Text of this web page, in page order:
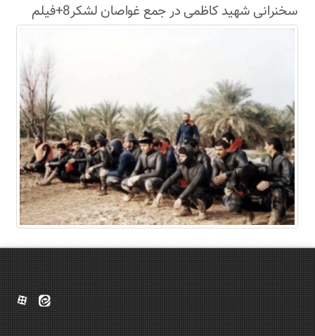
سخنرانی شهید کاظمی در جمع غواصان لشکر8+فیلم